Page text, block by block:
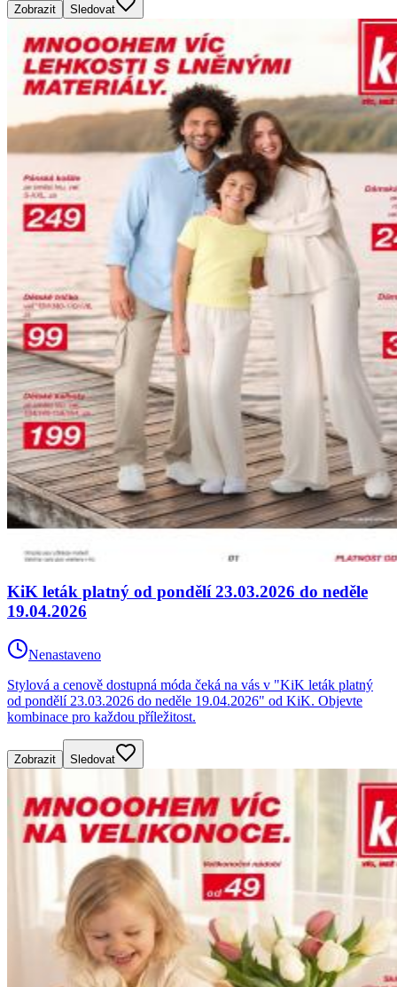
Zobrazit Sledovat
KiK leták platný od pondělí 23.03.2026 do neděle
19.04.2026
Nenastaveno
Stylová a cenově dostupná móda čeká na vás v "KiK leták platný
od pondělí 23.03.2026 do neděle 19.04.2026" od KiK. Objevte
kombinace pro každou příležitost.
Zobrazit Sledovat